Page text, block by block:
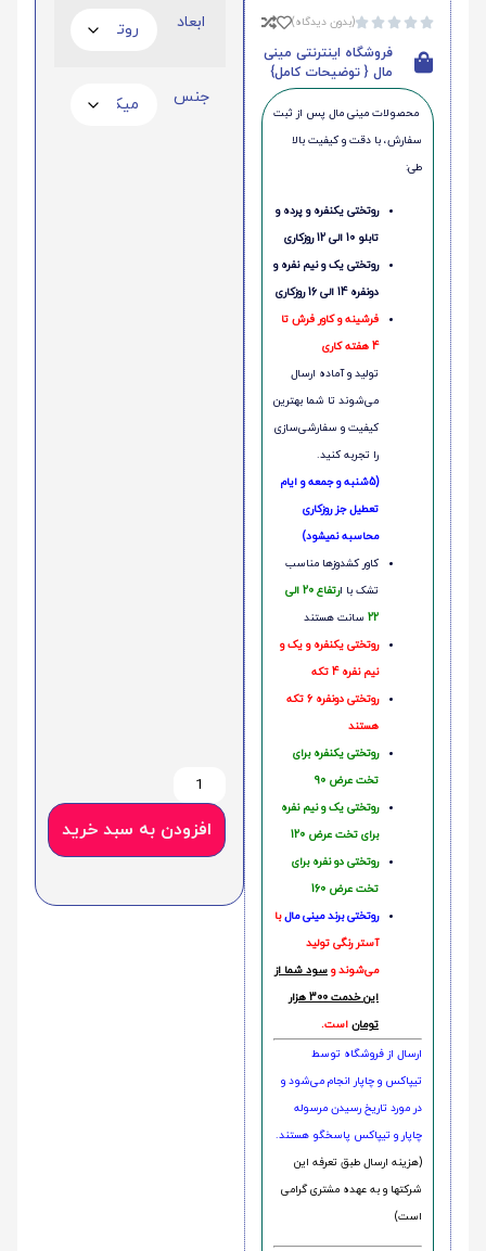




(بدون دیدگاه)
فروشگاه اینترنتی مینی
مال { توضیحات کامل}
محصولات مینی‌ مال پس از ثبت
سفارش، با دقت و کیفیت بالا
طی:
روتختی یکنفره و پرده و
تابلو 10 الی 12 روزکاری
روتختی یک و نیم نفره و
دونفره 14 الی 16 روزکاری
فرشینه و کاور فرش تا
4 هفته کاری
تولید و آماده ارسال
می‌شوند تا شما بهترین
کیفیت و سفارشی‌سازی
را تجربه کنید.
(5شنبه و جمعه و ایام
تعطیل جز روزکاری
محاسبه نمیشود)
کاور کشدوزها مناسب
تشک با ا
رتفاع 20 الی
22 سانت هستند
روتختی یکنفره و یک و
نیم نفره 4 تکه
روتختی دونفره 6 تکه
هستند
روتختی یکنفره برای
تخت عرض 90
روتختی یک و نیم نفره
برای تخت عرض 120
روتختی دو نفره برای
تخت عرض 160
روتختی‌ برند مینی مالبا
آستر رنگی تولید
می‌شوند و سود شما از
این خدمت 300 هزار
تومان است.
ارسال از فروشگاه توسط
تیپاکس و چاپار انجام می‌شود و
در مورد تاریخ رسیدن مرسوله
چاپار و تیپاکس پاسخگو هستند.
(هزینه ارسال طبق تعرفه این
شرکتها و به عهده مشتری گرامی
است)
ابعاد
جنس
افزودن به سبد خرید